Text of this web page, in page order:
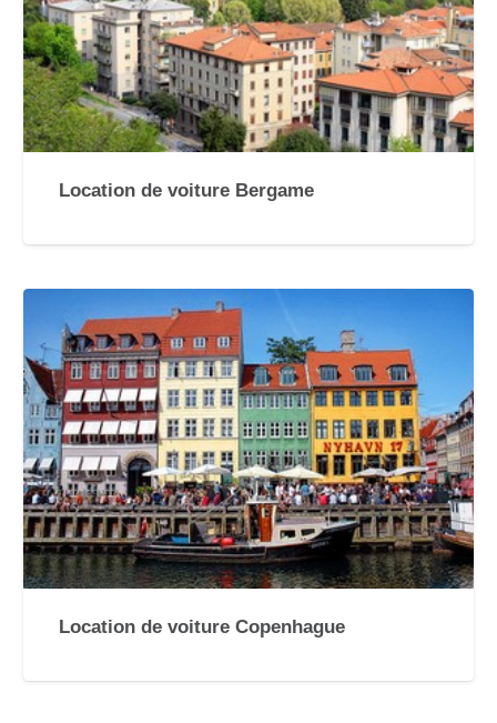
Location de voiture Bergame
Location de voiture Copenhague